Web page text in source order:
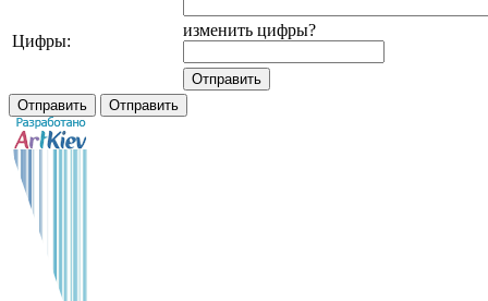
Цифры:
изменить цифры?